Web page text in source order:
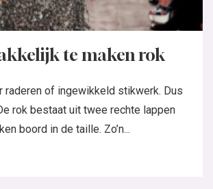
te maken rok
raderen of ingewikkeld stikwerk. Dus
rok bestaat uit twee rechte lappen
boord in de taille. Zo’n...